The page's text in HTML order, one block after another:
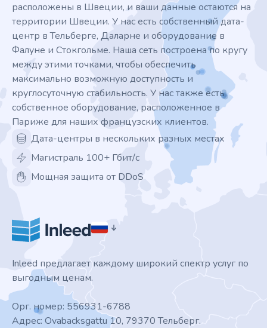
расположены в Швеции, и ваши данные остаются на
территории Швеции. У нас есть собственный дата-
центр в Тельберге, Даларне и оборудование в
Фалуне и Стокгольме. Наша сеть построена по кругу
между этими точками, чтобы обеспечить
максимально возможную доступность и
круглосуточную стабильность. У нас также есть
собственное оборудование, расположенное в
Париже для наших французских клиентов.
Дата-центры в нескольких разных местах
Магистраль 100+ Гбит/с
Мощная защита от DDoS
Inleed предлагает каждому широкий спектр услуг по
выгодным ценам.
Орг. номер: 556931-6788
Адрес: Ovabacksgattu 10, 79370 Тельберг.